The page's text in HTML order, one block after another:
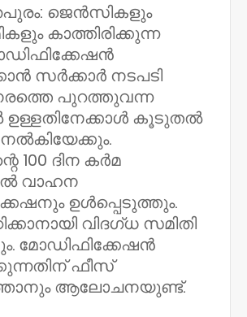
ജെൻസികളും
കാത്തിരിക്കുന്ന
സർക്കാർ നടപടി
പുറത്തുവന്ന
ഉള്ളതിനേക്കാൾ കൂടുതൽ
100 ദിന കർമ
വാഹന
ഉൾപ്പെടുത്തും.
വിദഗ്ധ സമിതി
മോഡിഫിക്കേഷൻ
ഫീസ്
ആലോചനയുണ്ട്.